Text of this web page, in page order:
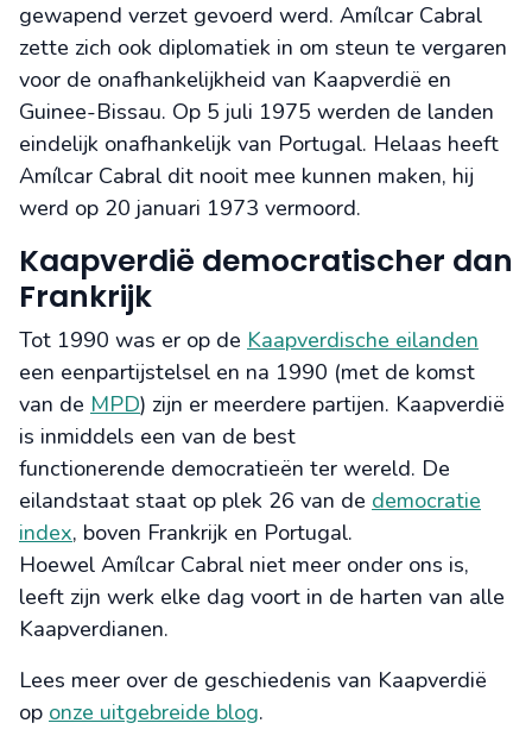
gewapend verzet gevoerd werd. Amílcar Cabral
zette zich ook diplomatiek in om steun te vergaren
voor de onafhankelijkheid van Kaapverdië en
Guinee-Bissau. Op 5 juli 1975 werden de landen
eindelijk onafhankelijk van Portugal. Helaas heeft
Amílcar Cabral dit nooit mee kunnen maken, hij
werd op 20 januari 1973 vermoord.
Kaapverdië democratischer dan
Frankrijk
Tot 1990 was er op de Kaapverdische eilanden
een eenpartijstelsel en na 1990 (met de komst
van de MPD) zijn er meerdere partijen. Kaapverdië
is inmiddels een van de best
functionerende democratieën ter wereld. De
eilandstaat staat op plek 26 van de democratie
index, boven Frankrijk en Portugal.
Hoewel Amílcar Cabral niet meer onder ons is,
leeft zijn werk elke dag voort in de harten van alle
Kaapverdianen.
Lees meer over de geschiedenis van Kaapverdië
op onze uitgebreide blog.